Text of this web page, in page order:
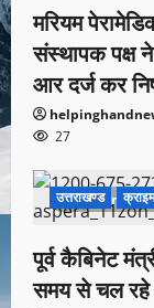
मरियम
संस्थापक पक्ष
आर दर्ज कर
27
1 minute
उत्तराखण्ड
पूर्व कैबिनेट
समय से चल रहे